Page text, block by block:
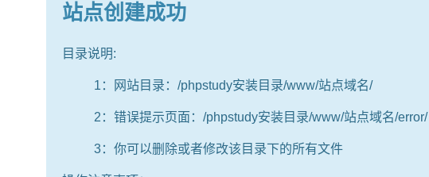
站点创建成功
目录说明:
1：网站目录：/phpstudy安装目录/www/站点域名/
2：错误提示页面：/phpstudy安装目录/www/站点域名/error/
3：你可以删除或者修改该目录下的所有文件